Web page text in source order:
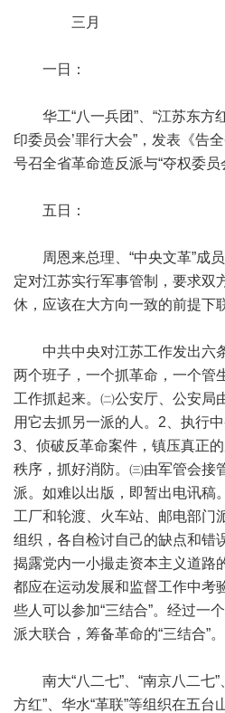
三月
一日：
华工“八一兵团”、“江苏东方红
印委员会’罪行大会”，发表《告
号召全省革命造反派与“夺权委员
五日：
周恩来总理、“中央文革”成员
定对江苏实行军事管制，要求双
休，应该在大方向一致的前提下
中共中央对江苏工作发出六
两个班子，一个抓革命，一个管
工作抓起来。㈡公安厅、公安局
用它去抓另一派的人。2、执行
3、侦破反革命案件，镇压真正
秩序，抓好消防。㈢由军管会接
派。如难以出版，即暂出电讯稿
工厂和轮渡、火车站、邮电部门
组织，各自检讨自己的缺点和
揭露党内一小撮走资本主义道路
都应在运动发展和监督工作中考
些人可以参加“三结合”。经过一
派大联合，筹备革命的“三结合”。
南大“八二七”、“南京八二七”
方红”、华水“革联”等组织在五台